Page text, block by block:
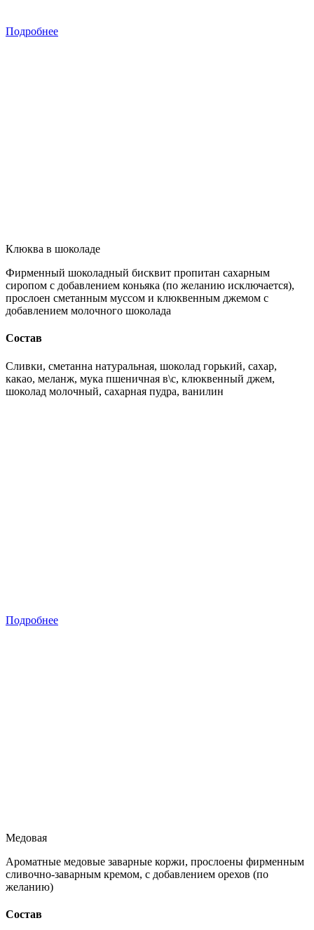
Подробнее
Клюква в шоколаде
Фирменный шоколадный бисквит пропитан сахарным
сиропом с добавлением коньяка (по желанию исключается),
прослоен сметанным муссом и клюквенным джемом с
добавлением молочного шоколада
Состав
Сливки, сметанна натуральная, шоколад горький, сахар,
какао, меланж, мука пшеничная в\с, клюквенный джем,
шоколад молочный, сахарная пудра, ванилин
Подробнее
Медовая
Ароматные медовые заварные коржи, прослоены фирменным
сливочно-заварным кремом, с добавлением орехов (по
желанию)
Состав